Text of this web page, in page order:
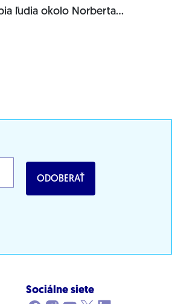
ľudia okolo Norberta
ODOBERAŤ
Sociálne siete